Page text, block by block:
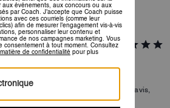
sur la manière dont nous vérifions nos avis,
cliquezici.